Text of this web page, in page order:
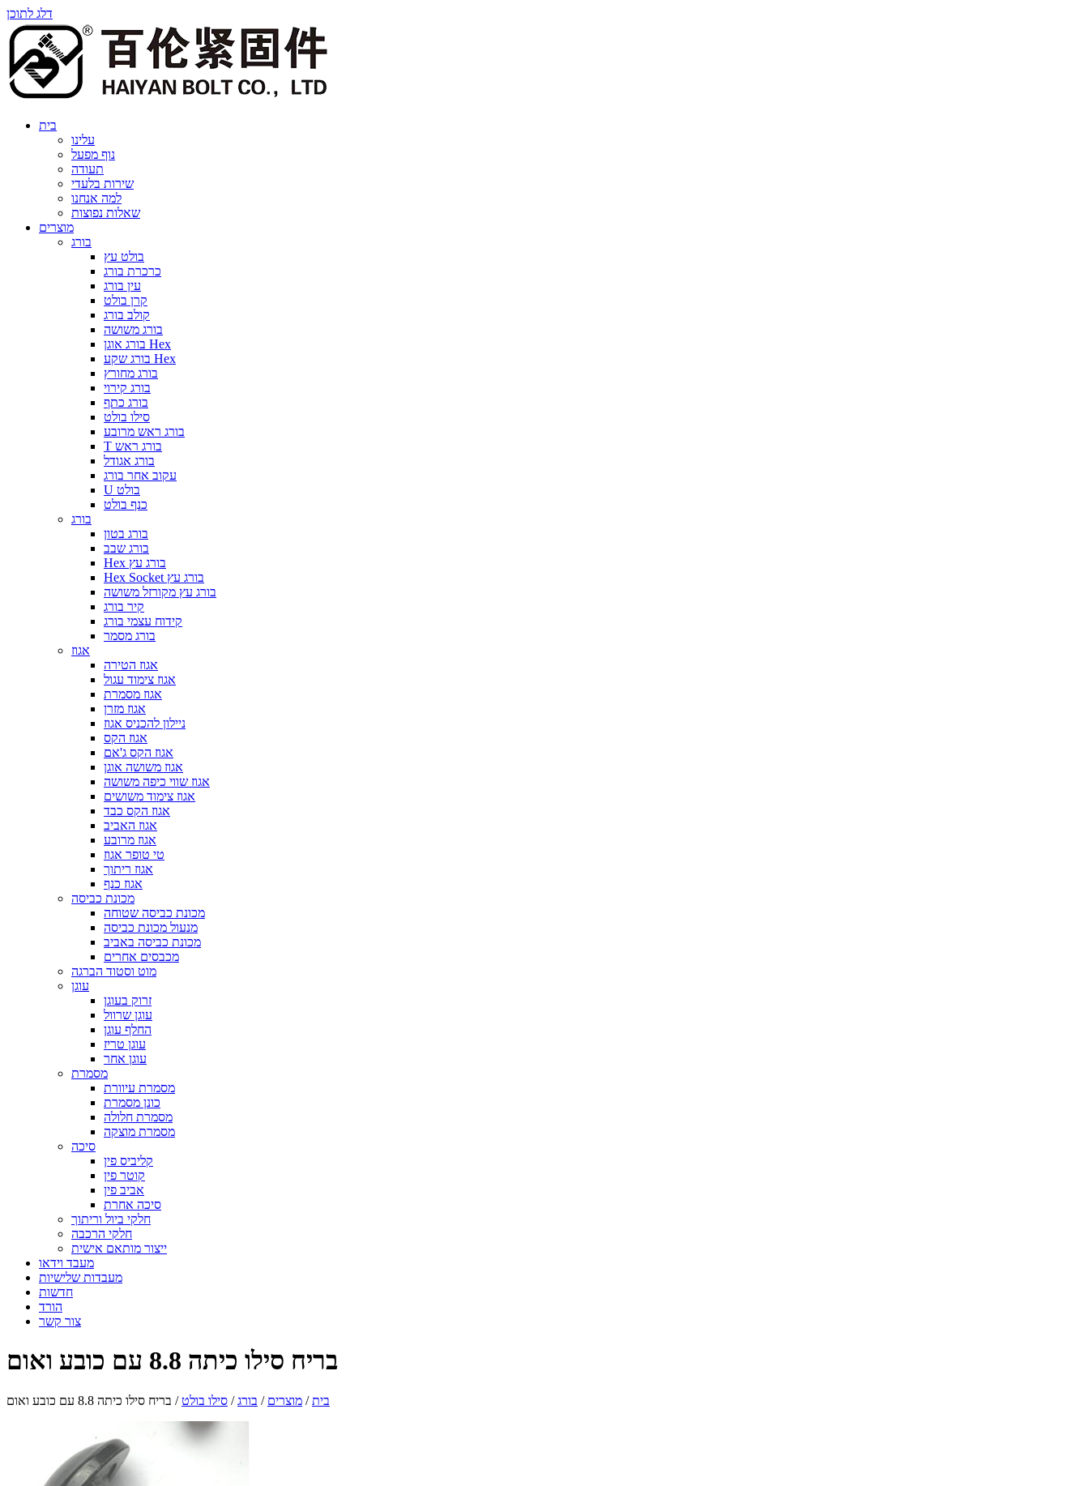
דלג לתוכן
בית
עלינו
נוף מפעל
תעודה
שירות בלעדי
למה אנחנו
שאלות נפוצות
מוצרים
בורג
בולט עץ
כרכרת בורג
עין בורג
קרן בולט
קולב בורג
בורג משושה
בורג אוגן Hex
בורג שקע Hex
בורג מחורץ
בורג קירוי
בורג כתף
סילו בולט
בורג ראש מרובע
T בורג ראש
בורג אגודל
עקוב אחר בורג
U בולט
כנף בולט
בורג
בורג בטון
בורג שבב
Hex בורג עץ
Hex Socket בורג עץ
בורג עץ מקורזל משושה
קיר בורג
קידוח עצמי בורג
בורג מסמר
אגוז
אגוז הטירה
אגוז צימוד עגול
אגוז מסמרת
אגוז מזרן
ניילון להכניס אגוז
אגוז הקס
אגוז הקס ג'אם
אגוז משושה אוגן
אגוז שווי כיפה משושה
אגוז צימוד משושים
אגוז הקס כבד
אגוז האביב
אגוז מרובע
טי טופר אגוז
אגוז ריתוך
אגוז כנף
מכונת כביסה
מכונת כביסה שטוחה
מנעול מכונת כביסה
מכונת כביסה באביב
מכבסים אחרים
מוט וסטוד הברגה
עוגן
זרוק בעוגן
עוגן שרוול
החלף עוגן
עוגן טריז
עוגן אחר
מסמרת
מסמרת עיוורת
כונן מסמרת
מסמרת חלולה
מסמרת מוצקה
סיכה
קליביס פין
קוטר פין
אביב פין
סיכה אחרת
חלקי ביול וריתוך
חלקי הרכבה
ייצור מותאם אישית
מעבד וידאו
מעבדות שלישיות
חדשות
הורד
צור קשר
בריח סילו כיתה 8.8 עם כובע ואום
בית/ מוצרים / בורג/ סילו בולט/ בריח סילו כיתה 8.8 עם כובע ואום